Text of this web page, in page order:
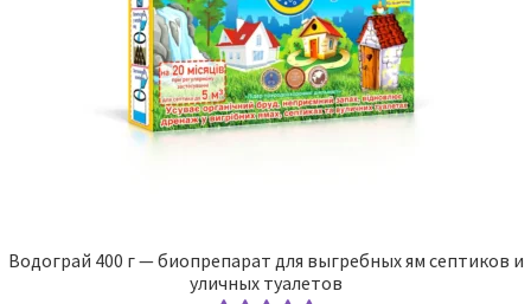
Водограй 400 г — биопрепарат для выгребных ям септиков и
уличных туалетов